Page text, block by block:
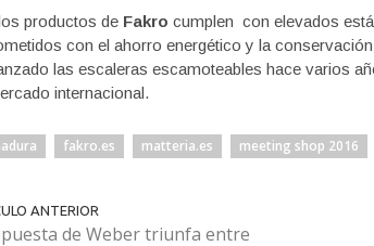
productos de Fakro cumplen con elevados
con el ahorro energético y la
las escaleras escamoteables hace varios
internacional.
fakro.es matteria.es meeting shop 2016
ANTERIOR
de Weber triunfa entre